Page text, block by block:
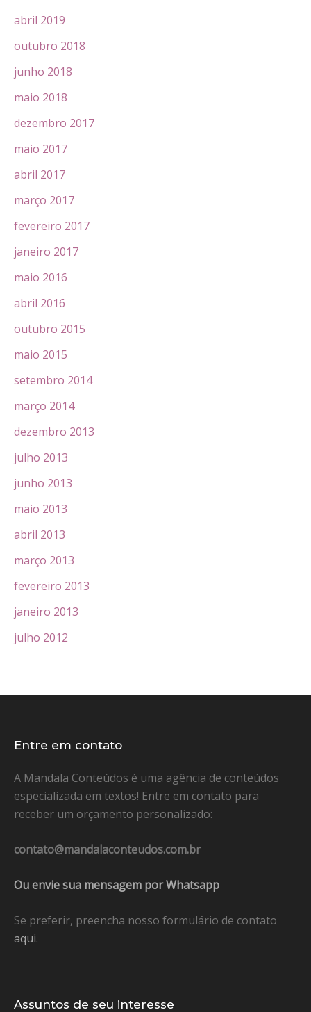
abril 2019
outubro 2018
junho 2018
maio 2018
dezembro 2017
maio 2017
abril 2017
março 2017
fevereiro 2017
janeiro 2017
maio 2016
abril 2016
outubro 2015
maio 2015
setembro 2014
março 2014
dezembro 2013
julho 2013
junho 2013
maio 2013
abril 2013
março 2013
fevereiro 2013
janeiro 2013
julho 2012
Entre em contato
A Mandala Conteúdos é uma agência de conteúdos
especializada em textos! Entre em contato para
receber um orçamento personalizado:
contato@mandalaconteudos.com.br
Ou envie sua mensagem por Whatsapp
Se preferir, preencha nosso formulário de contato
aqui.
Assuntos de seu interesse